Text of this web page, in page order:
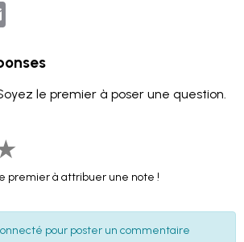
le premier à poser une question.
premier à attribuer une note !
pour poster un commentaire